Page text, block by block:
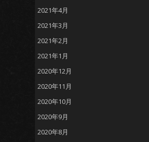
2021年4月
2021年3月
2021年2月
2021年1月
2020年12月
2020年11月
2020年10月
2020年9月
2020年8月